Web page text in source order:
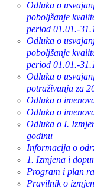
Odluka o
poboljšanje
period 01.01.-
Odluka o
poboljšanje
period 01.01.-
Odluka o
potraživanja za
Odluka o
Odluka o
Odluka o I.
godinu
Informacija o
1. Izmjena i
Program i plan
Pravilnik o